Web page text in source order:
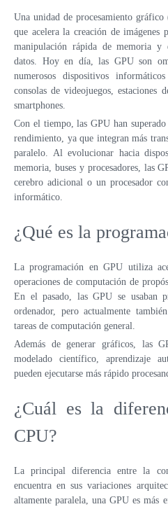
FRÁNCFORT VPS
DÜSSELDORF VPS
VPS ESTONIA
VPS AUSTRALIA
VPS SINGAPUR
VPS ITALIA
VPS ESPAÑA
VPS EMIRATOS
VPS ISRAEL
Una unidad de procesamiento
que acelera la creación de imágenes
manipulación rápida de memoria y
datos. Hoy en día, las GPU son
numerosos dispositivos
consolas de videojuegos, estaciones
smartphones.
Con el tiempo, las GPU han
rendimiento, ya que integran más
paralelo. Al evolucionar hacia
memoria, buses y procesadores, las
cerebro adicional o un procesador
informático.
¿Qué es la
La programación en GPU utiliza
operaciones de computación de
En el pasado, las GPU se usaban
ordenador, pero actualmente
tareas de computación general.
Además de generar gráficos, las
modelado científico, aprendizaje
pueden ejecutarse más rápido
¿Cuál es la
CPU?
La principal diferencia entre la
encuentra en sus variaciones
altamente paralela, una GPU es más